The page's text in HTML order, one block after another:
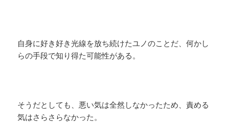
自身に好き好き光線を放ち続けたユノのことだ、何かし
らの手段で知り得た可能性がある。
そうだとしても、悪い気は全然しなかったため、責める
気はさらさらなかった。